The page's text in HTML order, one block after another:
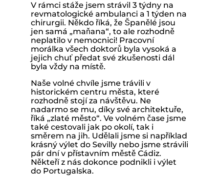
V rámci stáže jsem strávil 3 týdny na
revmatologické ambulanci a 1 týden na
chirurgii. Někdo říká, že Španělé jsou
jen samá „maňana“, to ale rozhodně
neplatilo v nemocnici! Pracovní
morálka všech doktorů byla vysoká a
jejich chuť předat své zkušenosti dál
byla vždy na místě.
Naše volné chvíle jsme trávili v
historickém centru města, které
rozhodně stojí za návštěvu. Ne
nadarmo se mu, díky své architektuře,
říká „zlaté město“. Ve volném čase jsme
také cestovali jak po okolí, tak i
směrem na jih. Udělali jsme si například
krásný výlet do Sevilly nebo jsme strávili
pár dní v přístavním městě Cádiz.
Někteří z nás dokonce podnikli i výlet
do Portugalska.